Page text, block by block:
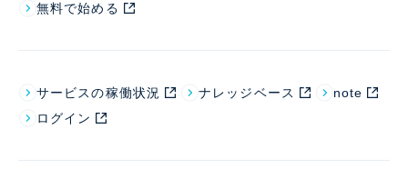
無料で始める
サービスの稼働状況 ナレッジベース
note
ログイン